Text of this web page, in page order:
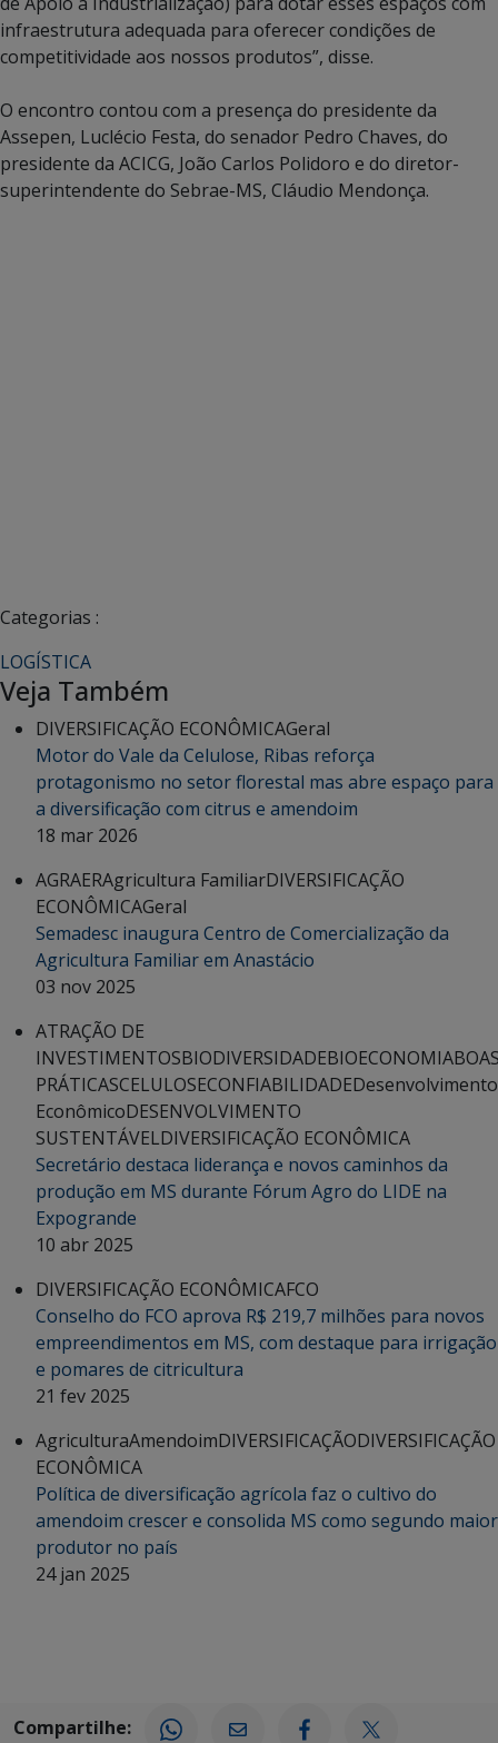
infraestrutura adequada para oferecer condições de
competitividade aos nossos produtos”, disse.
O encontro contou com a presença do presidente da
Assepen, Luclécio Festa, do senador Pedro Chaves, do
presidente da ACICG, João Carlos Polidoro e do diretor-
superintendente do Sebrae-MS, Cláudio Mendonça.
Categorias :
LOGÍSTICA
Veja Também
DIVERSIFICAÇÃO ECONÔMICAGeral
Motor do Vale da Celulose, Ribas reforça
protagonismo no setor florestal mas abre espaço para
a diversificação com citrus e amendoim
18 mar 2026
AGRAERAgricultura FamiliarDIVERSIFICAÇÃO
ECONÔMICAGeral
Semadesc inaugura Centro de Comercialização da
Agricultura Familiar em Anastácio
03 nov 2025
ATRAÇÃO DE
INVESTIMENTOSBIODIVERSIDADEBIOECONOMIA
PRÁTICASCELULOSECONFIABILIDADEDesenvolvimento
EconômicoDESENVOLVIMENTO
SUSTENTÁVELDIVERSIFICAÇÃO ECONÔMICA
Secretário destaca liderança e novos caminhos da
produção em MS durante Fórum Agro do LIDE na
Expogrande
10 abr 2025
DIVERSIFICAÇÃO ECONÔMICAFCO
Conselho do FCO aprova R$ 219,7 milhões para novos
empreendimentos em MS, com destaque para irrigação
e pomares de citricultura
21 fev 2025
AgriculturaAmendoimDIVERSIFICAÇÃODIVERSIFICAÇÃO
ECONÔMICA
Política de diversificação agrícola faz o cultivo do
amendoim crescer e consolida MS como segundo maior
produtor no país
24 jan 2025
Compartilhe: